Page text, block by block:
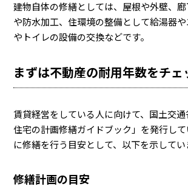
建物自体の修繕としては、屋根や外壁、
や防水加工、住環境の整備として給湯器
やトイレの設備の交換などです。
まずは不動産の耐用年数をチェ
賃貸経営をしている人に向けて、国土交
住宅の計画修繕ガイドブック」を発行し
に修繕を行う目安として、以下を示してい
修繕計画の目安